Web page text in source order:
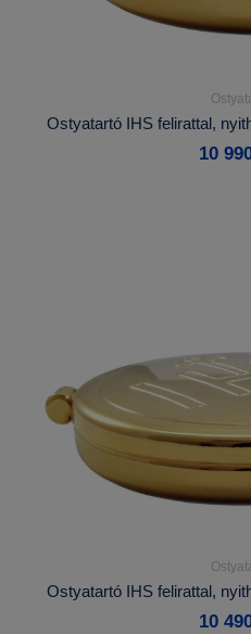
Ostyatartó IHS felirattal,
10
Ostyatartó IHS felirattal,
10